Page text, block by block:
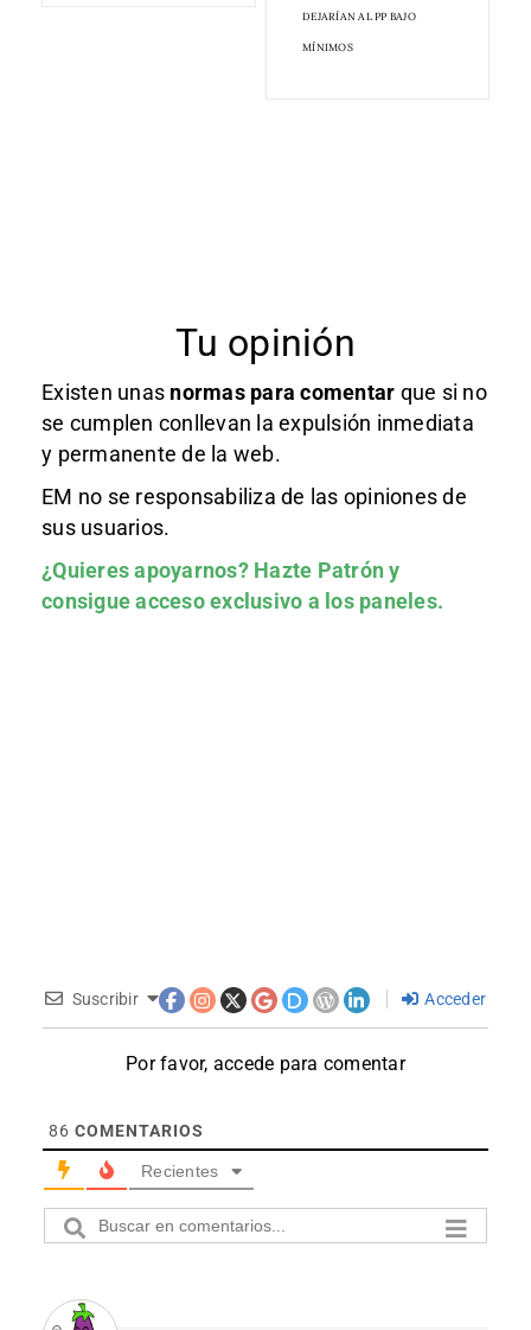
DEJARÍAN AL PP BAJO
MÍNIMOS
Tu opinión
Existen unas normas para comentar que si no
se cumplen conllevan la expulsión inmediata
y permanente de la web.
EM no se responsabiliza de las opiniones de
sus usuarios.
¿Quieres apoyarnos? Hazte Patróny
consigue acceso exclusivo a los paneles.
Suscribir Acceder
Por favor, accede para comentar
86 COMENTARIOS
Recientes